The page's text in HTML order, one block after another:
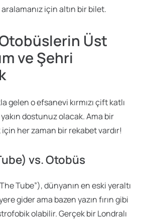
aralamanız için altın bir bilet.
Otobüslerin Üst
ve Şehri
gelen o efsanevi kırmızı çift katlı
dostunuz olacak. Ama bir
için her zaman bir rekabet vardır!
vs. Otobüs
Tube”), dünyanın en eski yeraltı
yere gider ama bazen yazın fırın gibi
olabilir. Gerçek bir Londralı